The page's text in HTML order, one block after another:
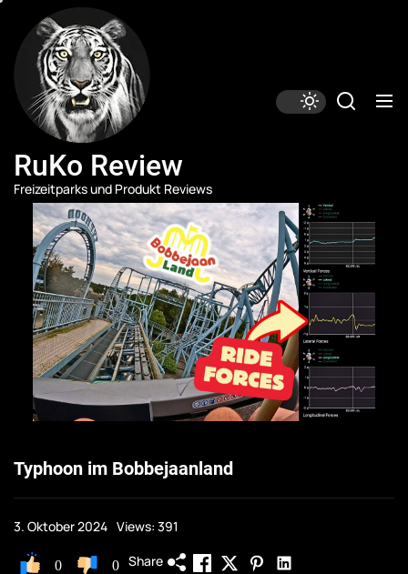
the
content
RuKo Review
Freizeitparks und Produkt Reviews
Typhoon im Bobbejaanland
3. Oktober 2024 Views: 391
0 0 Share